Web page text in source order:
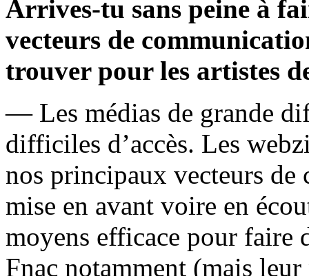
Arrives-tu sans peine à
vecteurs de
trouver pour les artistes
— Les médias de grande
difficiles d’accès. Les
nos principaux vecteurs
mise en avant voire en
moyens efficace pour faire
Fnac notamment (mais